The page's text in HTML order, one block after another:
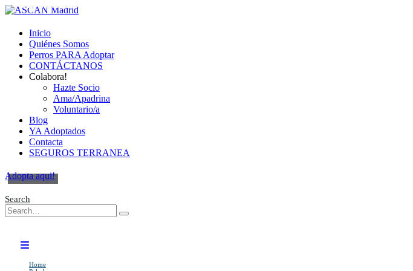
Inicio
Quiénes Somos
Perros PARA Adoptar
CONTÁCTANOS
Colabora!
Hazte Socio
Ama/Apadrina
Voluntario/a
Blog
YA Adoptados
Contacta
SEGUROS TERRANEA
Adopta aqui!
Search
Home
Cambiando Conciencias